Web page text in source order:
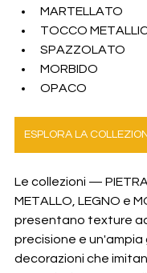
MARTELLATO
TOCCO
SPAZZOLATO
MORBIDO
OPACO
Le collezioni —
METALLO, LEGNO e
presentano texture
precisione e un'ampia
decorazioni che